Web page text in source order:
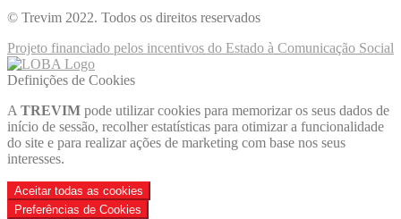
© Trevim 2022. Todos os direitos reservados
Projeto financiado pelos incentivos do Estado à Comunicação Social
Definições de Cookies
A TREVIM pode utilizar cookies para memorizar os seus dados de
início de sessão, recolher estatísticas para otimizar a funcionalidade
do site e para realizar ações de marketing com base nos seus
interesses.
Aceitar todas as cookies
Preferências de Cookies